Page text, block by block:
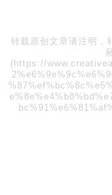
转载原创文章请注明，
(https://